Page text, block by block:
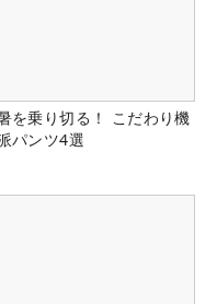
を乗り切る！ こだわり機
パンツ4選